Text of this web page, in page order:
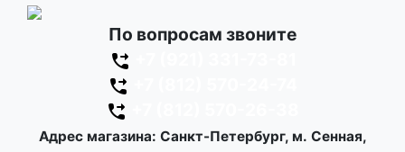
По вопросам звоните
Адрес магазина: Санкт-Петербург, м. Сенная,